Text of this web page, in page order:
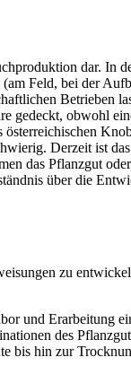
dar. In
Feld, bei der
Betrieben
obwohl
Derzeit ist
das Pflanzgut
über die
zu
und Erarbeitung
des
bis hin zur